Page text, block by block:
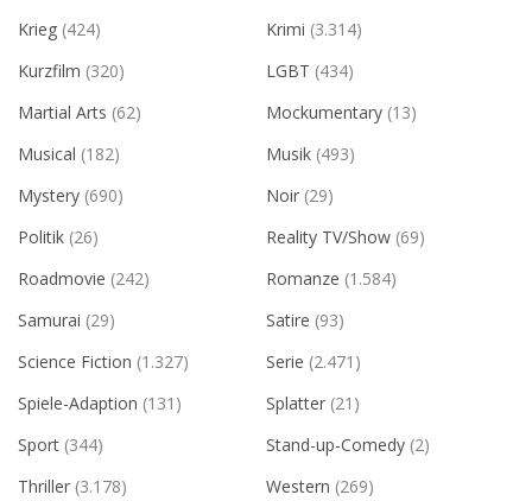
Krieg (424) Krimi (3.314)
Kurzfilm (320) LGBT (434)
Martial Arts (62) Mockumentary (13)
Musical (182) Musik (493)
Mystery (690) Noir (29)
Politik (26) Reality TV/Show (69)
Roadmovie (242) Romanze (1.584)
Samurai (29) Satire (93)
Science Fiction (1.327) Serie (2.471)
Spiele-Adaption (131) Splatter (21)
Sport (344) Stand-up-Comedy (2)
Thriller (3.178) Western (269)